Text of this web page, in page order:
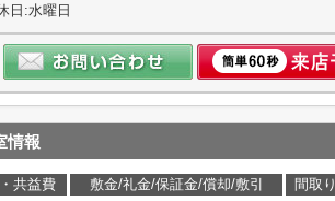
日:水曜日
情報
共益費 敷金/礼金/保証金/償却/敷引 間取り